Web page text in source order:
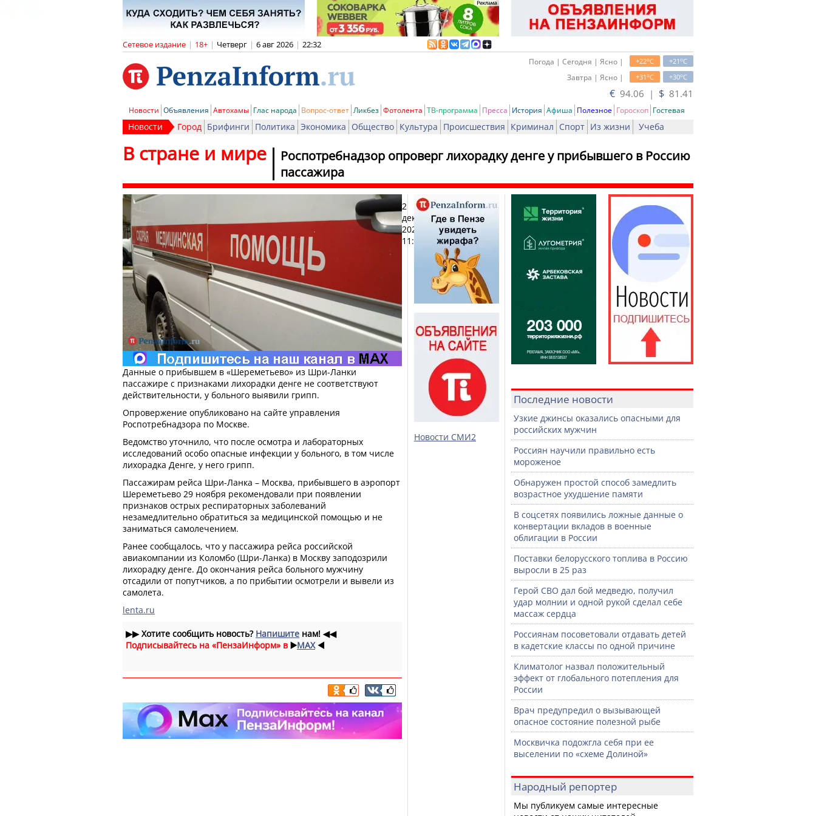
Сетевое издание | 18+ | Четверг | 6 авг 2026 | 22:32
+21oC
+22oC
Погода | Сегодня | Ясно |
+30oC
+31oC
Завтра | Ясно |
€ 94.06 | $ 81.41
Новости Объявления Автохамы Глас народа Вопрос-ответ Ликбез Фотолента ТВ-программа Пресса История Афиша Полезное Гороскоп Гостевая
Новости Город Брифинги Политика Экономика Общество Культура Происшествия Криминал Спорт Из жизни Учеба
Роспотребнадзор опроверг лихорадку денге у прибывшего в Россию
пассажира
В стране и мире
2
декабря
2023,
11:31
Печать
Данные о прибывшем в «Шереметьево» из Шри-Ланки
пассажире с признаками лихорадки денге не соответствуют
действительности, у больного выявили грипп.
Опровержение опубликовано на сайте управления
Роспотребнадзора по Москве.
Ведомство уточнило, что после осмотра и лабораторных
исследований особо опасные инфекции у больного, в том числе
лихорадка Денге, у него грипп.
Пассажирам рейса Шри-Ланка – Москва, прибывшего в аэропорт
Шереметьево 29 ноября рекомендовали при появлении
признаков острых респираторных заболеваний
незамедлительно обратиться за медицинской помощью и не
заниматься самолечением.
Ранее сообщалось, что у пассажира рейса российской
авиакомпании из Коломбо (Шри-Ланка) в Москву заподозрили
лихорадку денге. До окончания рейса больного мужчину
отсадили от попутчиков, а по прибытии осмотрели и вывели из
самолета.
lenta.ru
▶▶Хотите сообщить новость? Напишите нам! ◀◀
Подписывайтесь на «ПензаИнформ» в ▶️MAX ◀️
Новости СМИ2
Последние новости
Узкие джинсы оказались опасными для
российских мужчин
Россиян научили правильно есть
мороженое
Обнаружен простой способ замедлить
возрастное ухудшение памяти
В соцсетях появились ложные данные о
конвертации вкладов в военные
облигации в России
Поставки белорусского топлива в Россию
выросли в 25 раз
Герой СВО дал бой медведю, получил
удар молнии и одной рукой сделал себе
массаж сердца
Россиянам посоветовали отдавать детей
в кадетские классы по одной причине
Климатолог назвал положительный
эффект от глобального потепления для
России
Врач предупредил о вызывающей
опасное состояние полезной рыбе
Москвичка подожгла себя при ее
выселении по «схеме Долиной»
Народный репортер
Мы публикуем самые интересные